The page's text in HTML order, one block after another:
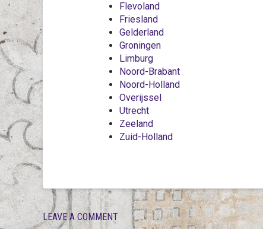
Flevoland
Friesland
Gelderland
Groningen
Limburg
Noord-Brabant
Noord-Holland
Overijssel
Utrecht
Zeeland
Zuid-Holland
LEAVE A COMMENT